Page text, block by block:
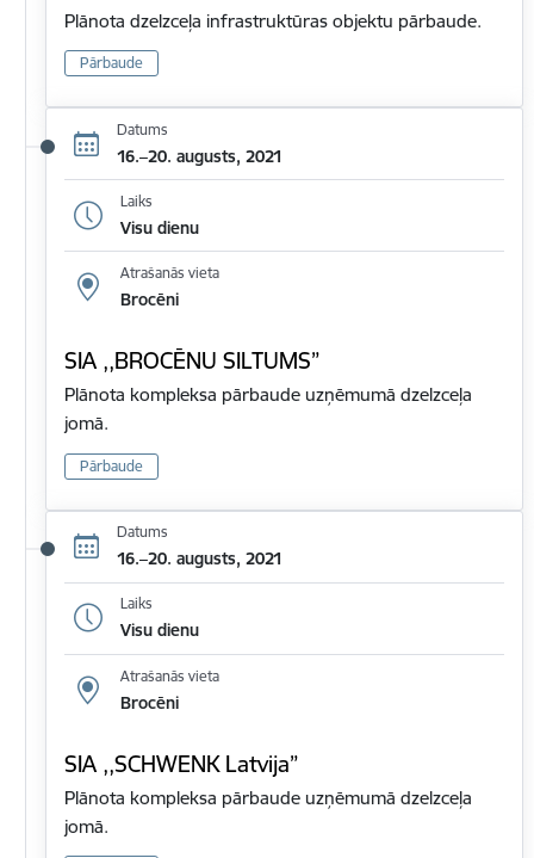
Plānota dzelzceļa infrastruktūras objektu pārbaude.
Pārbaude
Datums
16.–20. augusts, 2021
Laiks
Visu dienu
Atrašanās vieta
Brocēni
SIA ,,BROCĒNU SILTUMS”
Plānota kompleksa pārbaude uzņēmumā dzelzceļa
jomā.
Pārbaude
Datums
16.–20. augusts, 2021
Laiks
Visu dienu
Atrašanās vieta
Brocēni
SIA ,,SCHWENK Latvija”
Plānota kompleksa pārbaude uzņēmumā dzelzceļa
jomā.